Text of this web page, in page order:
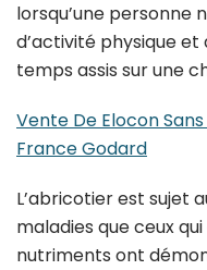
lorsqu’une personne
d’activité physique et
temps assis sur une
Vente De Elocon
France Godard
L’abricotier est sujet
maladies que ceux
nutriments ont